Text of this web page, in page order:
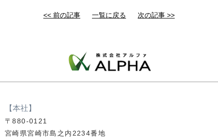
<< 前の記事 一覧に戻る 次の記事 >>
【本社】
〒880-0121
宮崎県宮崎市島之内2234番地